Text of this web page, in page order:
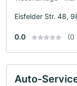
Eisfelder Str. 48,
0.0 (0
Auto-